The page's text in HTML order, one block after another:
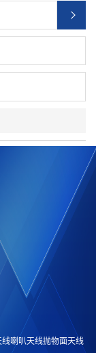
喇叭天线抛物面天线